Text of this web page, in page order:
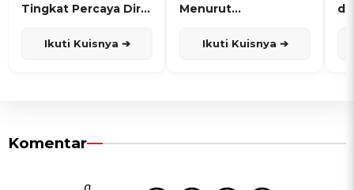
Tingkat Percaya Diri
Ikuti Kuisnya ➔
Menurut
Ikuti Kuisnya ➔
Komentar